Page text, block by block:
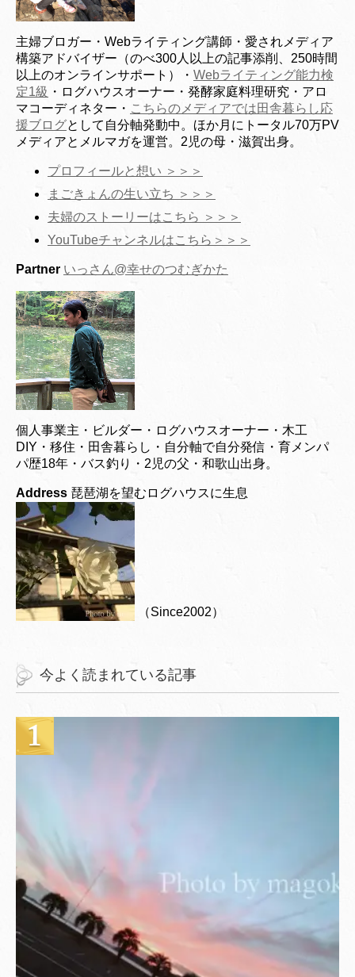
主婦ブロガー・Webライティング講師・愛されメディア
構築アドバイザー（のべ300人以上の記事添削、250時間
以上のオンラインサポート）・ Webライティング能力検
定1級 ・ログハウスオーナー・発酵家庭料理研究・アロ
マコーディネター・ こちらのメディアでは田舎暮らし応
援ブログとして自分軸発動中。ほか月にトータル70万PV
メディアとメルマガを運営。2児の母・滋賀出身。
プロフィールと想い ＞＞＞
まごきょんの生い立ち ＞＞＞
夫婦のストーリーはこちら ＞＞＞
YouTubeチャンネルはこちら＞＞＞
Partner いっさん@幸せのつむぎかた
個人事業主・ビルダー・ログハウスオーナー・木工
DIY・移住・田舎暮らし・自分軸で自分発信・育メンパ
パ歴18年・バス釣り・2児の父・和歌山出身。
Address 琵琶湖を望むログハウスに生息
（Since2002）
今よく読まれている記事